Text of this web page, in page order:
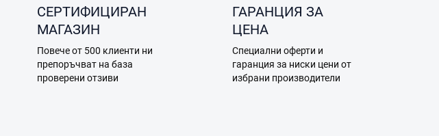
СЕРТИФИЦИРАН
МАГАЗИН
Повече от 500 клиенти ни
препоръчват на база
проверени отзиви
ГАРАНЦИЯ ЗА
ЦЕНА
Специални оферти и
гаранция за ниски цени от
избрани производители